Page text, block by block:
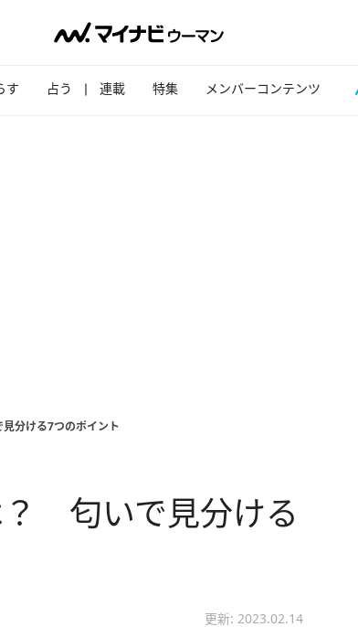
す 占う 連載 特集 メンバーコンテンツ
分ける7つのポイント
匂いで見分ける
更新: 2023.02.14